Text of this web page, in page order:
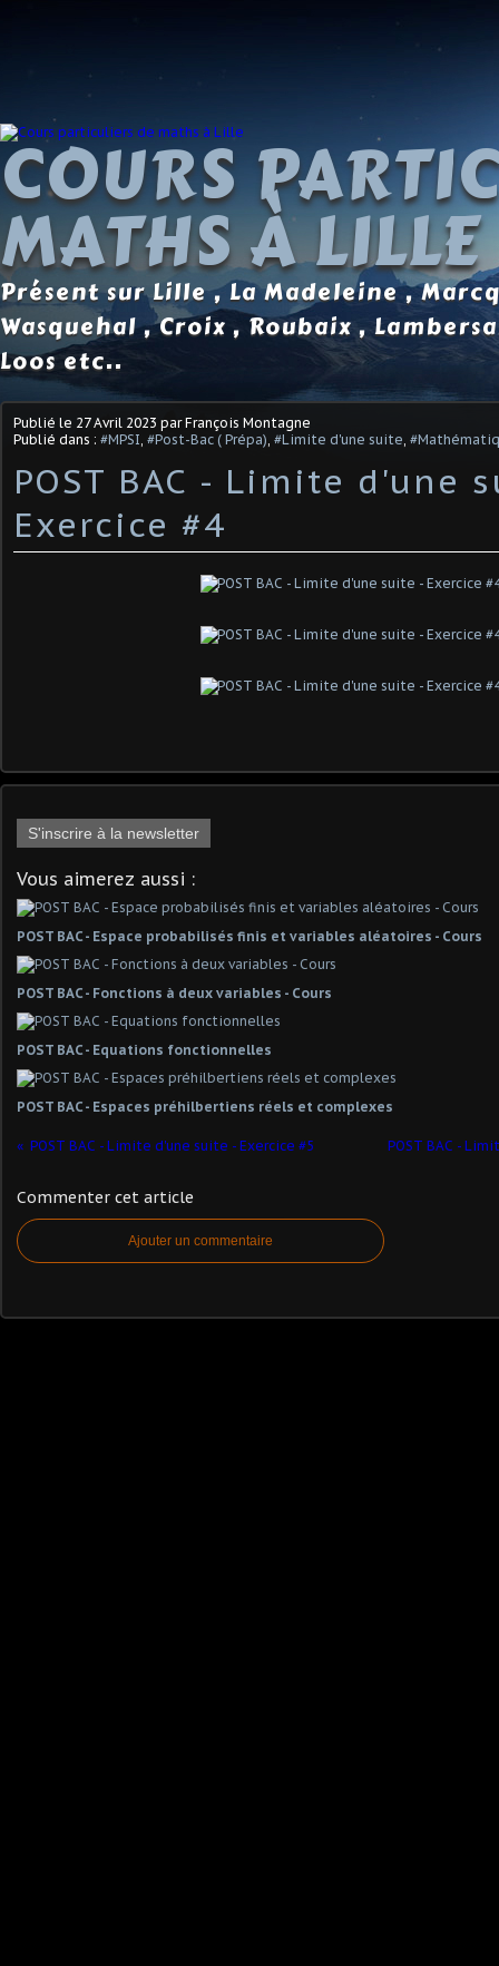
COURS
MATHS À LILLE
Présent sur Lille , La Madeleine ,
Wasquehal , Croix , Roubaix ,
Loos etc..
Publié le 27 Avril 2023 par François Montagne
Publié dans : #MPSI #Post-Bac ( Prépa) #Limite d'une suite
POST BAC - Limite d'une
Exercice #4
S'inscrire à la newsletter
Vous aimerez aussi :
POST BAC - Espace probabilisés finis et variables aléatoires - Cours
POST BAC - Fonctions à deux variables - Cours
POST BAC - Equations fonctionnelles
POST BAC - Espaces préhilbertiens réels et complexes
POST BAC - Limite d'une suite - Exercice #5 POST BAC -
Commenter cet article
Ajouter un commentaire